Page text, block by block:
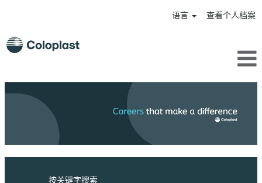
语言 查看个人档案
按关键字搜索